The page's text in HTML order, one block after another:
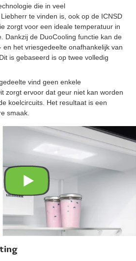
die in veel
te vinden is, ook op de ICNSD
zorgt voor een ideale temperatuur in
Dankzij de DuoCooling functie kan de
het vriesgedeelte onafhankelijk van
is gebaseerd is op twee volledig
vind geen enkele
zorgt ervoor dat geur niet kan worden
koelcircuits. Het resultaat is een
smaak.